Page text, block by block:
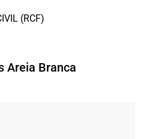
(RCF)
Areia Branca